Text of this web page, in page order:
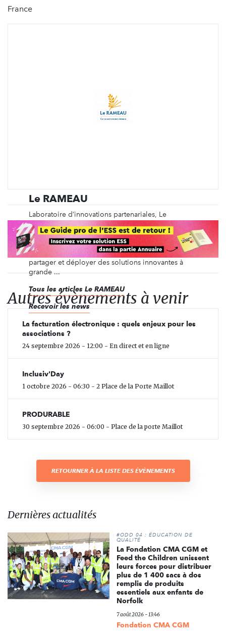
France
Le RAMEAU
Laboratoire d’innovations partenariales, Le
RAMEAU est à la fois un Observatoire national pour
qualifier les enjeux des partenariats, un centre
d’expérimentation pour faire émerger de nouveaux
modèles et un lieu de réflexions prospectives pour
partager et déployer des solutions innovantes à
grande ...
Tous les articles Le RAMEAU
Recevoir les news
Autres évènements à venir
La facturation électronique : quels enjeux pour les
associations ?
24 septembre 2026 - 12:00 - En direct et en ligne
Inclusiv'Day
1 octobre 2026 - 06:30 - 2 Place de la Porte Maillot
PRODURABLE
30 septembre 2026 - 06:00 - Place de la porte Maillot
RETOURNER À LA LISTE DES ÉVÈNEMENTS
Dernières actualités
#ODD 04 : ÉDUCATION DE
QUALITÉ
La Fondation CMA CGM et
Feed the Children unissent
leurs forces pour distribuer
plus de 1 400 sacs à dos
remplis de produits
essentiels aux enfants de
Norfolk
7 août 2026 - 13:46
Fondation CMA CGM